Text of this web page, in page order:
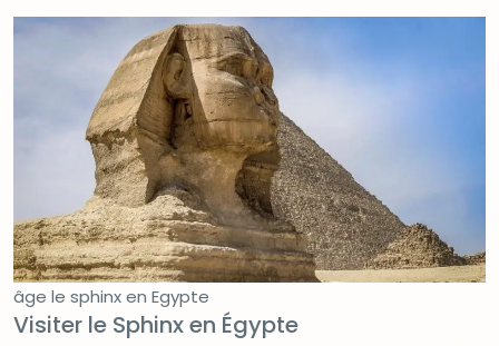
âge le sphinx en Egypte
Visiter le Sphinx en Égypte